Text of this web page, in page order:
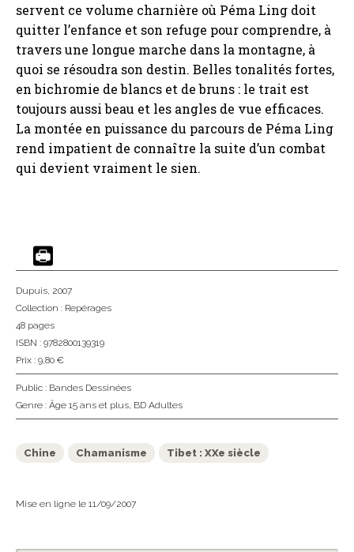
servent ce volume charnière où Péma Ling doit
quitter l’enfance et son refuge pour comprendre, à
travers une longue marche dans la montagne, à
quoi se résoudra son destin. Belles tonalités fortes,
en bichromie de blancs et de bruns : le trait est
toujours aussi beau et les angles de vue efficaces.
La montée en puissance du parcours de Péma Ling
rend impatient de connaître la suite d’un combat
qui devient vraiment le sien.
Dupuis, 2007
Collection : Repérages
48 pages
ISBN : 9782800139319
Prix : 9,80 €
Public : Bandes Dessinées
Genre : Âge 15 ans et plus, BD Adultes
Chine Chamanisme Tibet : XXe siècle
Mise en ligne le 11/09/2007